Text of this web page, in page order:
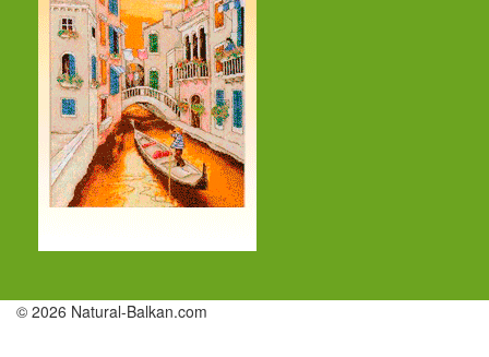
© 2026 Natural-Balkan.com